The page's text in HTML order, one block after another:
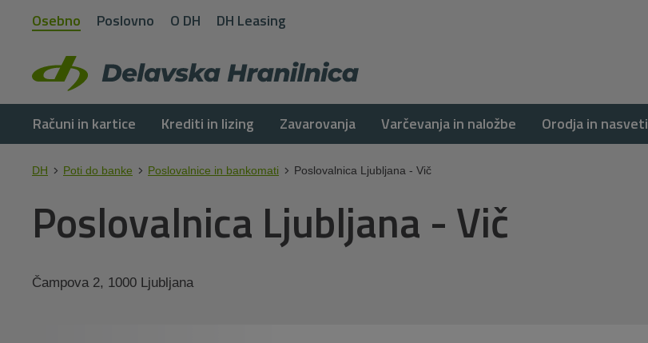
Osebno Poslovno O DH DH Leasing
Računi in kartice Krediti in lizing Zavarovanja Varčevanja in naložbe Orodja in nasveti
DH Poti do banke Poslovalnice in bankomati Poslovalnica Ljubljana - Vič
Poslovalnica Ljubljana - Vič
Čampova 2, 1000 Ljubljana